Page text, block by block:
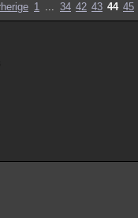
1 ... 34 42 43 44 45